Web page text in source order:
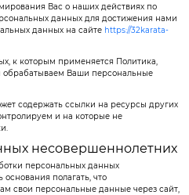
Вас о наших действиях по
данных для достижения нами
данных на сайте https://32karata-
к которым применяется Политика,
обрабатываем Ваши персональные
содержать ссылки на ресурсы других
и на которые не
несовершеннолетних
персональных данных
полагать, что
свои персональные данные через сайт,